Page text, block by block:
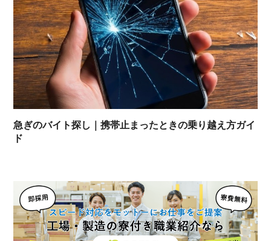
急ぎのバイト探し｜携帯止まったときの乗り越え方ガイ
ド